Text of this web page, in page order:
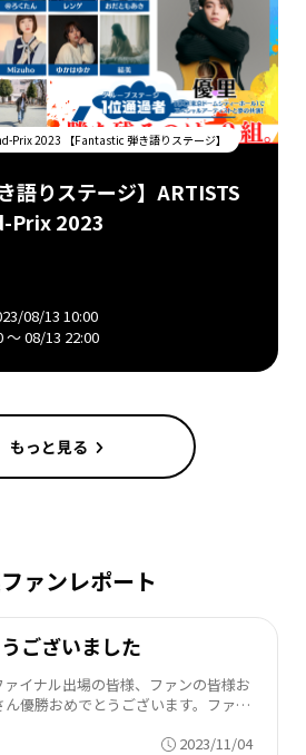
Prix 2023 【Fantastic 弾き語りステージ】
語りステージ】ARTISTS
Prix 2023
08/13 10:00
〜 08/13 22:00
もっと見る
ァンレポート
ございました
イナル出場の皆様、ファンの皆様お
優勝おめでとうございます。ファイ
2023/11/04